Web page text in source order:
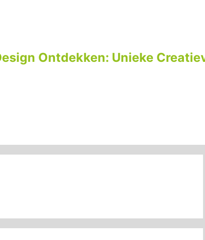
Ontdekken: Unieke